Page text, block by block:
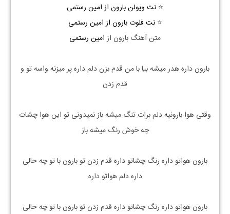
⭐ نت ویولن بارون از امین رستمی
⭐نت فلوت بارون از امین رستمی
متن آهنگ بارون ازامین رستمی
بارون داره هدر میشه بیا با من قدم بزن دلم داره پر میزنه واسه تو و
قدم زدن
وقتی هوا بارونیه دلم برات تنگ میشه باز نمیدونی تو این هوا چشات
چه خوش رنگ میشه باز
بارون هواتو داره رنگ چشاتو داره قدم زدن تو بارون با تو چه حالی
داره دلم هواتو داره
بارون هواتو داره رنگ چشاتو داره قدم زدن تو بارون با تو چه حالی